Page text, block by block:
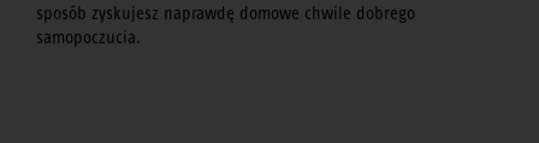
sposób zyskujesz naprawdę domowe chwile dobrego
samopoczucia.